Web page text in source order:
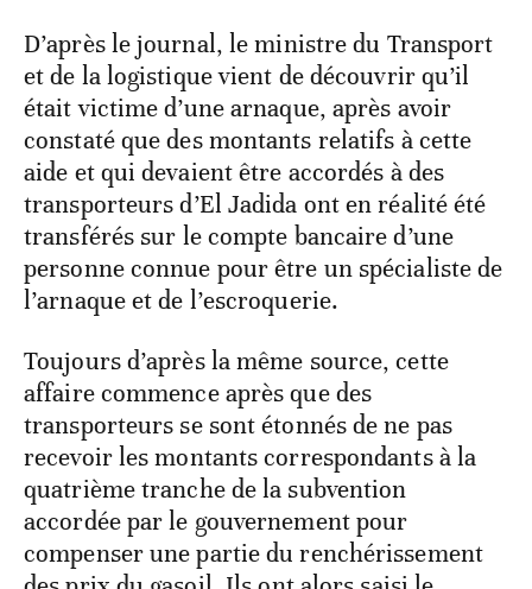
D’après le journal, le ministre du Transport
et de la logistique vient de découvrir qu’il
était victime d’une arnaque, après avoir
constaté que des montants relatifs à cette
aide et qui devaient être accordés à des
transporteurs d’El Jadida ont en réalité été
transférés sur le compte bancaire d’une
personne connue pour être un spécialiste de
l’arnaque et de l’escroquerie.
Toujours d’après la même source, cette
affaire commence après que des
transporteurs se sont étonnés de ne pas
recevoir les montants correspondants à la
quatrième tranche de la subvention
accordée par le gouvernement pour
compenser une partie du renchérissement